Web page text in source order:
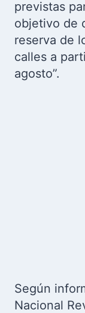
previstas
objetivo de
reserva de
calles a
agosto”.
Según
Nacional